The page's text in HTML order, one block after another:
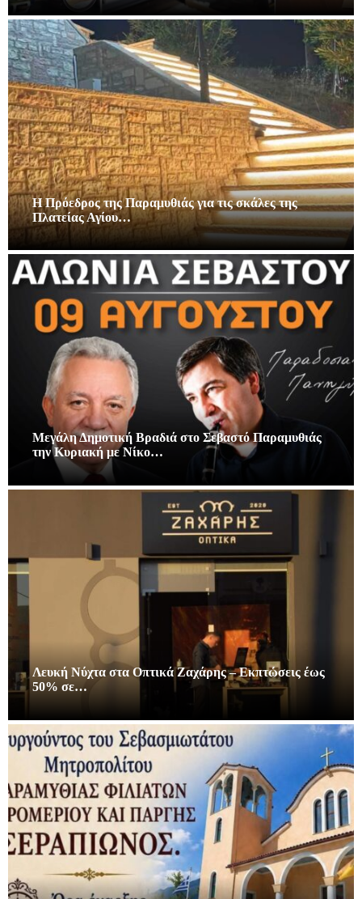
Η Πρόεδρος της Παραμυθιάς για τις σκάλες της
Πλατείας Αγίου…
Μεγάλη Δημοτική Βραδιά στο Σεβαστό Παραμυθιάς
την Κυριακή με Νίκο…
Λευκή Νύχτα στα Οπτικά Ζαχάρης – Εκπτώσεις έως
50% σε…